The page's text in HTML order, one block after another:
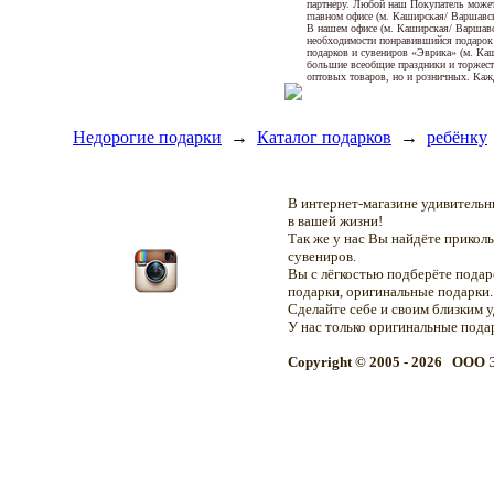
партнеру. Любой наш Покупатель
главном офисе (м. Каширская/
В нашем офисе (м. Каширская/
необходимости понравившийся
подарков и сувениров «Эврика» (м.
большие всеобщие праздники и
оптовых товаров, но и розничных.
Недорогие подарки → Каталог подарков → ребёнку
В интернет-магазине
в вашей жизни!
Так же у нас Вы найдёте
сувениров.
Вы с лёгкостью подберёте
подарки, оригинальные подарки.
Сделайте себе и своим близким
У нас только оригинальные
Copyright © 2005 - 2026 OOO